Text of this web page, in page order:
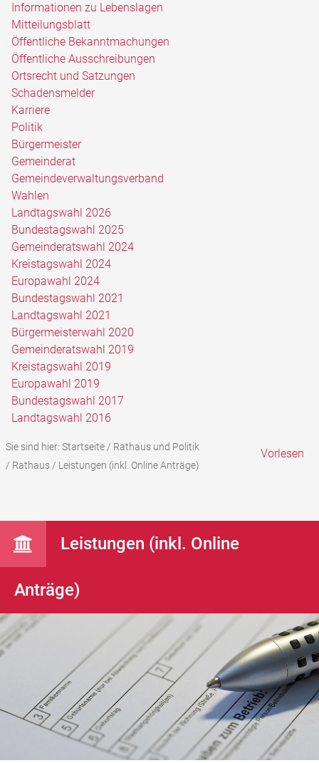
Informationen zu Lebenslagen
Mitteilungsblatt
Öffentliche Bekanntmachungen
Öffentliche Ausschreibungen
Ortsrecht und Satzungen
Schadensmelder
Karriere
Politik
Bürgermeister
Gemeinderat
Gemeindeverwaltungsverband
Wahlen
Landtagswahl 2026
Bundestagswahl 2025
Gemeinderatswahl 2024
Kreistagswahl 2024
Europawahl 2024
Bundestagswahl 2021
Landtagswahl 2021
Bürgermeisterwahl 2020
Gemeinderatswahl 2019
Kreistagswahl 2019
Europawahl 2019
Bundestagswahl 2017
Landtagswahl 2016
Sie sind hier: Startseite/ Rathaus und Politik
/ Rathaus/ Leistungen (inkl. Online Anträge)
Vorlesen
Leistungen (inkl. Online
Anträge)